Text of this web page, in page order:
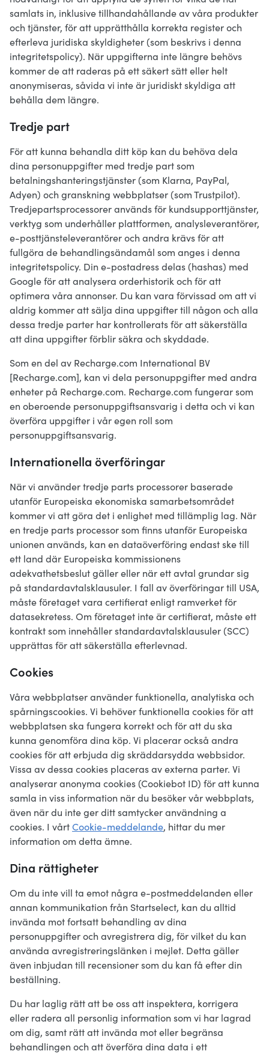
samlats in, inklusive tillhandahållande av våra produkter
och tjänster, för att upprätthålla korrekta register och
efterleva juridiska skyldigheter (som beskrivs i denna
integritetspolicy). När uppgifterna inte längre behövs
kommer de att raderas på ett säkert sätt eller helt
anonymiseras, såvida vi inte är juridiskt skyldiga att
behålla dem längre.
Tredje part
För att kunna behandla ditt köp kan du behöva dela
dina personuppgifter med tredje part som
betalningshanteringstjänster (som Klarna, PayPal,
Adyen) och granskning webbplatser (som Trustpilot).
Tredjepartsprocessorer används för kundsupporttjänster,
verktyg som underhåller plattformen, analysleverantörer,
e-posttjänsteleverantörer och andra krävs för att
fullgöra de behandlingsändamål som anges i denna
integritetspolicy. Din e-postadress delas (hashas) med
Google för att analysera orderhistorik och för att
optimera våra annonser. Du kan vara förvissad om att vi
aldrig kommer att sälja dina uppgifter till någon och alla
dessa tredje parter har kontrollerats för att säkerställa
att dina uppgifter förblir säkra och skyddade.
Som en del av Recharge.com International BV
[Recharge.com], kan vi dela personuppgifter med andra
enheter på Recharge.com. Recharge.com fungerar som
en oberoende personuppgiftsansvarig i detta och vi kan
överföra uppgifter i vår egen roll som
personuppgiftsansvarig.
Internationella överföringar
När vi använder tredje parts processorer baserade
utanför Europeiska ekonomiska samarbetsområdet
kommer vi att göra det i enlighet med tillämplig lag. När
en tredje parts processor som finns utanför Europeiska
unionen används, kan en dataöverföring endast ske till
ett land där Europeiska kommissionens
adekvathetsbeslut gäller eller när ett avtal grundar sig
på standardavtalsklausuler. I fall av överföringar till USA,
måste företaget vara certifierat enligt ramverket för
datasekretess. Om företaget inte är certifierat, måste ett
kontrakt som innehåller standardavtalsklausuler (SCC)
upprättas för att säkerställa efterlevnad.
Cookies
Våra webbplatser använder funktionella, analytiska och
spårningscookies. Vi behöver funktionella cookies för att
webbplatsen ska fungera korrekt och för att du ska
kunna genomföra dina köp. Vi placerar också andra
cookies för att erbjuda dig skräddarsydda webbsidor.
Vissa av dessa cookies placeras av externa parter. Vi
analyserar anonyma cookies (Cookiebot ID) för att kunna
samla in viss information när du besöker vår webbplats,
även när du inte ger ditt samtycker användning a
cookies. I vårtCookie-meddelande, hittar du mer
information om detta ämne.
Dina rättigheter
Om du inte vill ta emot några e-postmeddelanden eller
annan kommunikation från Startselect, kan du alltid
invända mot fortsatt behandling av dina
personuppgifter och avregistrera dig, för vilket du kan
använda avregistreringslänken i mejlet. Detta gäller
även inbjudan till recensioner som du kan få efter din
beställning.
Du har laglig rätt att be oss att inspektera, korrigera
eller radera all personlig information som vi har lagrad
om dig, samt rätt att invända mot eller begränsa
behandlingen och att överföra dina data i ett